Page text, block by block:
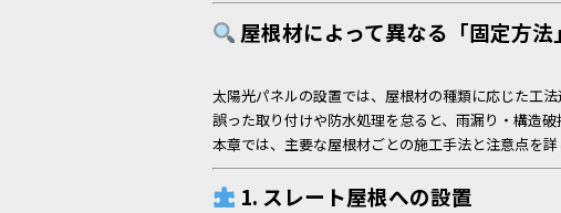
屋根材によって異なる「固定方法」
太陽光パネルの設置では、屋根材の種類に応じた工法
誤った取り付けや防水処理を怠ると、雨漏り・構造破
本章では、主要な屋根材ごとの施工手法と注意点を詳
1. スレート屋根への設置